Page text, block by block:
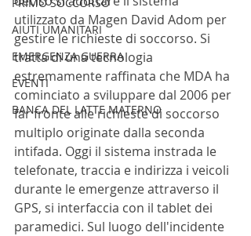
AIUTI UMANITARI
EMERGENZA GUERRA
EVENTI
BANCA DEL LATTE MATERNO
utilizzato da Magen David Adom per
gestire le richieste di soccorso. Si
tratta di una tecnologia
estremamente raffinata che MDA ha
cominciato a sviluppare dal 2006 per
far fronte alle richieste di soccorso
multiplo originate dalla seconda
intifada. Oggi il sistema instrada le
telefonate, traccia e indirizza i veicoli
durante le emergenze attraverso il
GPS, si interfaccia con il tablet dei
paramedici. Sul luogo dell'incidente